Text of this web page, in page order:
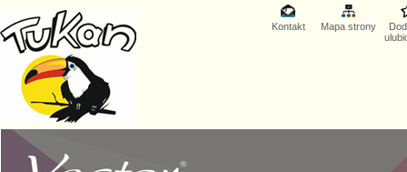
Kontakt Mapa strony